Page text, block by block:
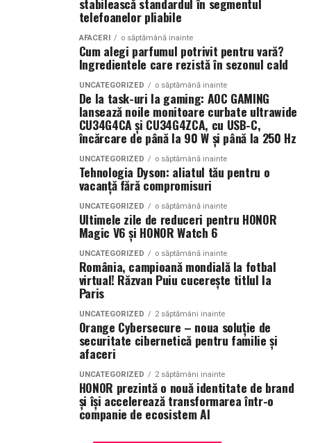
Pentru cei care vor să descopere mai mult decât
parfumul din sticlă, Oriflame a lansat și o seriede
episoade disponibile pe YouTube, unde poate fi urmărit
întregul proces de creație, de la inspirație și alegerea
ingredientelor până la competiția dintre parfumieri.
Ce parfum alegi vara?Nu există un răspuns universal.
Dacă îți plac parfumurile proaspete, citrice și energice,
ingredientele precum lime-ul sunt alegerea ideală. Dacă
preferi aromele calde, exotice și cu personalitate, notele
de smochină, cocos și lemn de santal sunt perfecte
pentru serile de vară.
Indiferent de preferințe, sezonul cald este momentul
ideal să experimentezi și să descoperi parfumuri
inspirate din universul parfumeriei de nișă. Iar
de la Oriflame demonstrează că
ingredientele premium, creativitatea și accesibilitatea
pot exista în aceeași sticlă.
telefoanelor pliabile
AFACERI o săptămână inainte
Cum alegi parfumul potrivit pentru vară?
Ingredientele care rezistă în sezonul cald
UNCATEGORIZED o săptămână inainte
De la task-uri la gaming: AOC GAMING
lansează noile monitoare curbate ultrawide
CU34G4CA și CU34G4ZCA, cu USB-C,
încărcare de până la 90 W și până la 250 Hz
UNCATEGORIZED o săptămână inainte
Tehnologia Dyson: aliatul tău pentru o
vacanță fără compromisuri
UNCATEGORIZED o săptămână inainte
Ultimele zile de reduceri pentru HONOR
Magic V6 și HONOR Watch 6
UNCATEGORIZED o săptămână inainte
România, campioană mondială la fotbal
virtual! Răzvan Puiu cucerește titlul la
Paris
UNCATEGORIZED 2 săptămâni inainte
Orange Cybersecure – noua soluție de
securitate cibernetică pentru familie și
afaceri
UNCATEGORIZED 2 săptămâni inainte
HONOR prezintă o nouă identitate de brand
și își accelerează transformarea într-o
companie de ecosistem AI